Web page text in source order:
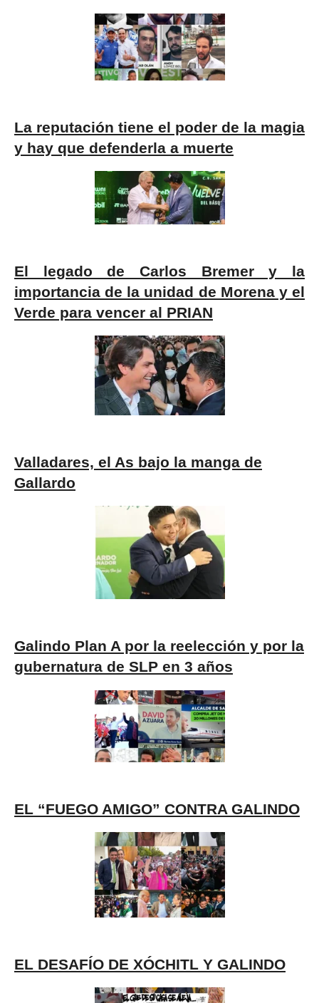
La reputación tiene el poder de la magia
y hay que defenderla a muerte
El legado de Carlos Bremer y la
importancia de la unidad de Morena y el
Verde para vencer al PRIAN
Valladares, el As bajo la manga de
Gallardo
Galindo Plan A por la reelección y por la
gubernatura de SLP en 3 años
EL “FUEGO AMIGO” CONTRA GALINDO
EL DESAFÍO DE XÓCHITL Y GALINDO